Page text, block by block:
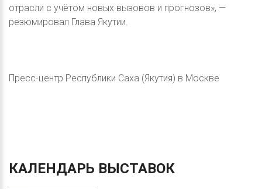
отрасли с учётом новых вызовов и прогнозов», —
резюмировал Глава Якутии.
Пресс-центр Республики Саха (Якутия) в Москве
КАЛЕНДАРЬ ВЫСТАВОК